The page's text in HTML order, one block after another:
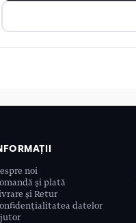
noi
și plată
și Retur
datelor